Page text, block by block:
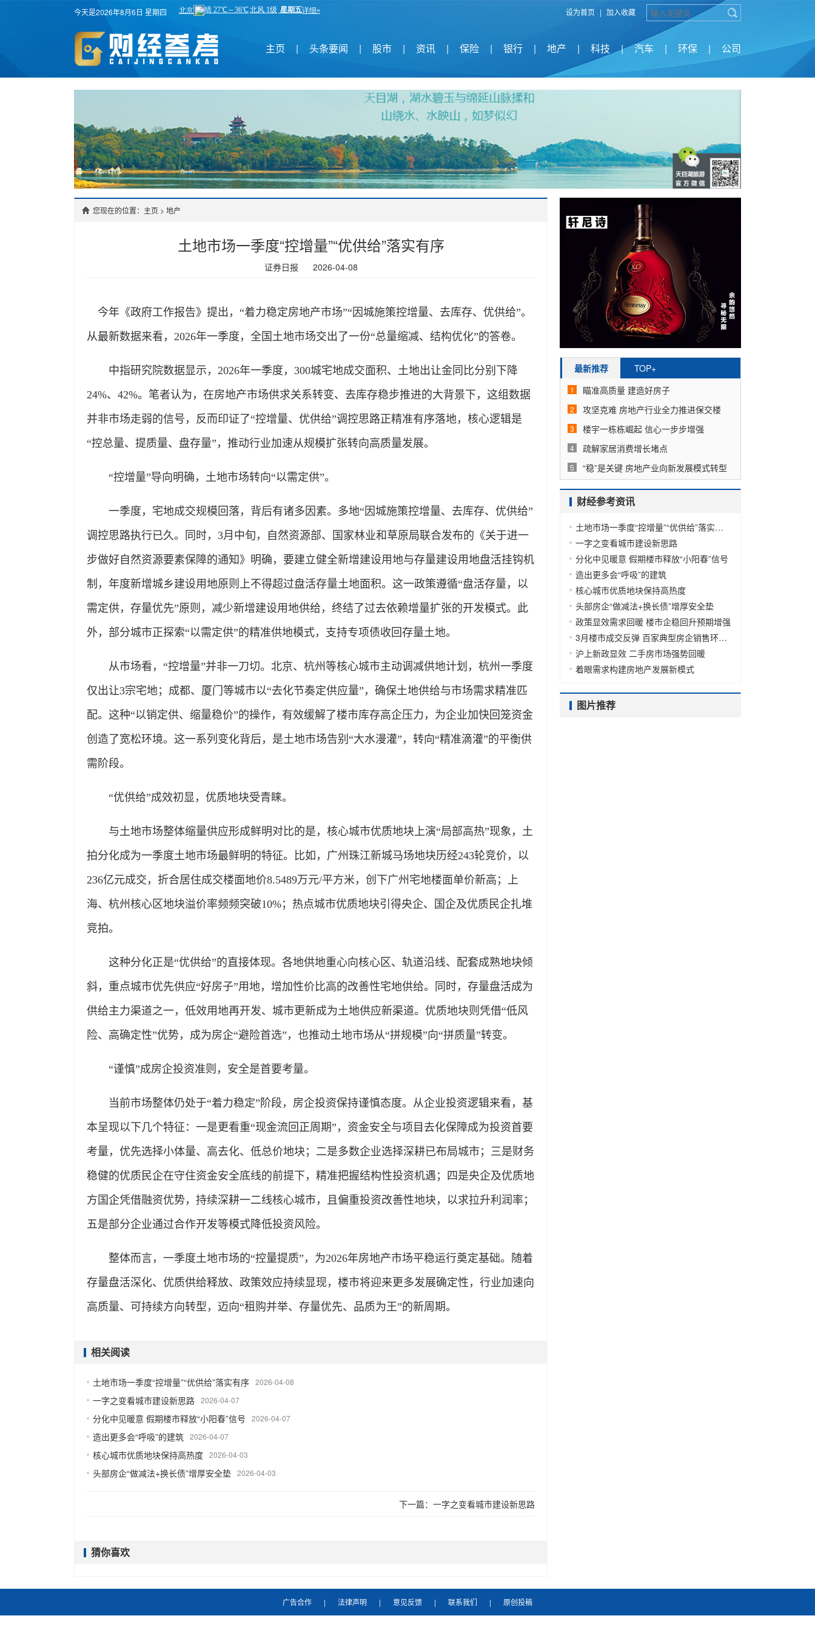
今天是2026年8月6日 星期四 设为首页 | 加入收藏
主页 | 头条要闻 | 股市 | 资讯 | 保险 | 银行 | 地产 | 科技 | 汽车 | 环保 | 公司
您现在的位置：主页 > 地产
土地市场一季度“控增量”“优供给”落实有序
证券日报 2026-04-08
今年《政府工作报告》提出，“着力稳定房地产市场”“因城施策控增量、去库存、优供给”。
从最新数据来看，2026年一季度，全国土地市场交出了一份“总量缩减、结构优化”的答卷。
中指研究院数据显示，2026年一季度，300城宅地成交面积、土地出让金同比分别下降
24%、42%。笔者认为，在房地产市场供求关系转变、去库存稳步推进的大背景下，这组数据
并非市场走弱的信号，反而印证了“控增量、优供给”调控思路正精准有序落地，核心逻辑是
“控总量、提质量、盘存量”，推动行业加速从规模扩张转向高质量发展。
“控增量”导向明确，土地市场转向“以需定供”。
一季度，宅地成交规模回落，背后有诸多因素。多地“因城施策控增量、去库存、优供给”
调控思路执行已久。同时，3月中旬，自然资源部、国家林业和草原局联合发布的《关于进一
步做好自然资源要素保障的通知》明确，要建立健全新增建设用地与存量建设用地盘活挂钩机
制，年度新增城乡建设用地原则上不得超过盘活存量土地面积。这一政策遵循“盘活存量，以
需定供，存量优先”原则，减少新增建设用地供给，终结了过去依赖增量扩张的开发模式。此
外，部分城市正探索“以需定供”的精准供地模式，支持专项债收回存量土地。
从市场看，“控增量”并非一刀切。北京、杭州等核心城市主动调减供地计划，杭州一季度
仅出让3宗宅地；成都、厦门等城市以“去化节奏定供应量”，确保土地供给与市场需求精准匹
配。这种“以销定供、缩量稳价”的操作，有效缓解了楼市库存高企压力，为企业加快回笼资金
创造了宽松环境。这一系列变化背后，是土地市场告别“大水漫灌”，转向“精准滴灌”的平衡供
需阶段。
“优供给”成效初显，优质地块受青睐。
与土地市场整体缩量供应形成鲜明对比的是，核心城市优质地块上演“局部高热”现象，土
拍分化成为一季度土地市场最鲜明的特征。比如，广州珠江新城马场地块历经243轮竞价，以
236亿元成交，折合居住成交楼面地价8.5489万元/平方米，创下广州宅地楼面单价新高；上
海、杭州核心区地块溢价率频频突破10%；热点城市优质地块引得央企、国企及优质民企扎堆
竞拍。
这种分化正是“优供给”的直接体现。各地供地重心向核心区、轨道沿线、配套成熟地块倾
斜，重点城市优先供应“好房子”用地，增加性价比高的改善性宅地供给。同时，存量盘活成为
供给主力渠道之一，低效用地再开发、城市更新成为土地供应新渠道。优质地块则凭借“低风
险、高确定性”优势，成为房企“避险首选”，也推动土地市场从“拼规模”向“拼质量”转变。
“谨慎”成房企投资准则，安全是首要考量。
当前市场整体仍处于“着力稳定”阶段，房企投资保持谨慎态度。从企业投资逻辑来看，基
本呈现以下几个特征：一是更看重“现金流回正周期”，资金安全与项目去化保障成为投资首要
考量，优先选择小体量、高去化、低总价地块；二是多数企业选择深耕已布局城市；三是财务
稳健的优质民企在守住资金安全底线的前提下，精准把握结构性投资机遇；四是央企及优质地
方国企凭借融资优势，持续深耕一二线核心城市，且偏重投资改善性地块，以求拉升利润率；
五是部分企业通过合作开发等模式降低投资风险。
整体而言，一季度土地市场的“控量提质”，为2026年房地产市场平稳运行奠定基础。随着
存量盘活深化、优质供给释放、政策效应持续显现，楼市将迎来更多发展确定性，行业加速向
高质量、可持续方向转型，迈向“租购并举、存量优先、品质为王”的新周期。
相关阅读
土地市场一季度“控增量”“优供给”落实有序 2026-04-08
一字之变看城市建设新思路 2026-04-07
分化中见暖意 假期楼市释放“小阳春”信号 2026-04-07
造出更多会“呼吸”的建筑 2026-04-07
核心城市优质地块保持高热度 2026-04-03
头部房企“做减法+换长债”增厚安全垫 2026-04-03
下一篇： 一字之变看城市建设新思路
猜你喜欢
最新推荐 TOP+
1 瞄准高质量 建造好房子
2 攻坚克难 房地产行业全力推进保交楼
3 楼宇一栋栋崛起 信心一步步增强
4 疏解家居消费增长堵点
5 “稳”是关键 房地产业向新发展模式转型
财经参考资讯
土地市场一季度“控增量”“优供给”落实有序
一字之变看城市建设新思路
分化中见暖意 假期楼市释放“小阳春”信号
造出更多会“呼吸”的建筑
核心城市优质地块保持高热度
头部房企“做减法+换长债”增厚安全垫
政策显效需求回暖 楼市企稳回升预期增强
3月楼市成交反弹 百家典型房企销售环比增长127.1%
沪上新政显效 二手房市场强势回暖
着眼需求构建房地产发展新模式
图片推荐
广告合作 | 法律声明 | 意见反馈 | 联系我们 | 原创投稿